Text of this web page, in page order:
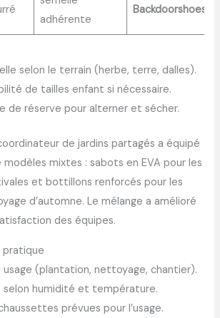
adhérente
Backdoorshoes
selon le terrain (herbe, terre, dalles).
de tailles enfant si nécessaire.
de réserve pour alterner et sécher.
de jardins partagés a équipé
mixtes : sabots en EVA pour les
et bottillons renforcés pour les
d’automne. Le mélange a amélioré
des équipes.
pratique
usage (plantation, nettoyage, chantier).
selon humidité et température.
prévues pour l’usage.